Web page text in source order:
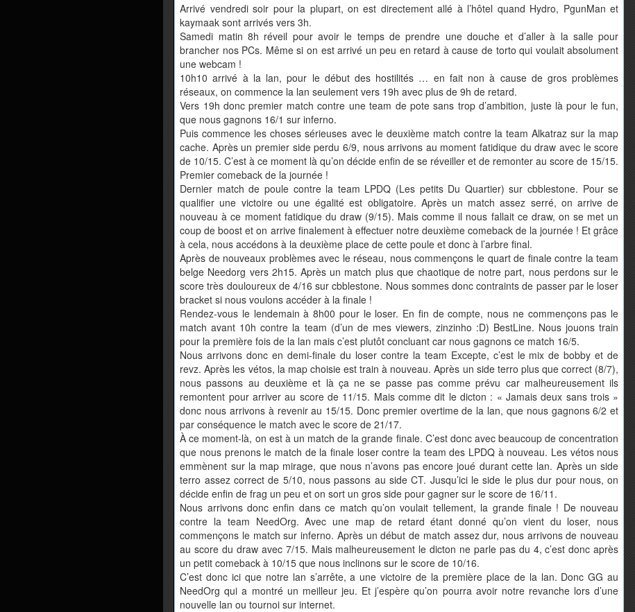
Arrivé vendredi soir pour la plupart, on est directement allé à l’hôtel quand Hydro, PgunMan et
kaymaak sont arrivés vers 3h.
Samedi matin 8h réveil pour avoir le temps de prendre une douche et d’aller à la salle pour
brancher nos PCs. Même si on est arrivé un peu en retard à cause de torto qui voulait absolument
une webcam !
10h10 arrivé à la lan, pour le début des hostilités … en fait non à cause de gros problèmes
réseaux, on commence la lan seulement vers 19h avec plus de 9h de retard.
Vers 19h donc premier match contre une team de pote sans trop d’ambition, juste là pour le fun,
que nous gagnons 16/1 sur inferno.
Puis commence les choses sérieuses avec le deuxième match contre la team Alkatraz sur la map
cache. Après un premier side perdu 6/9, nous arrivons au moment fatidique du draw avec le score
de 10/15. C’est à ce moment là qu’on décide enfin de se réveiller et de remonter au score de 15/15.
Premier comeback de la journée !
Dernier match de poule contre la team LPDQ (Les petits Du Quartier) sur cbblestone. Pour se
qualifier une victoire ou une égalité est obligatoire. Après un match assez serré, on arrive de
nouveau à ce moment fatidique du draw (9/15). Mais comme il nous fallait ce draw, on se met un
coup de boost et on arrive finalement à effectuer notre deuxième comeback de la journée ! Et grâce
à cela, nous accédons à la deuxième place de cette poule et donc à l’arbre final.
Après de nouveaux problèmes avec le réseau, nous commençons le quart de finale contre la team
belge Needorg vers 2h15. Après un match plus que chaotique de notre part, nous perdons sur le
score très douloureux de 4/16 sur cbblestone. Nous sommes donc contraints de passer par le loser
bracket si nous voulons accéder à la finale !
Rendez-vous le lendemain à 8h00 pour le loser. En fin de compte, nous ne commençons pas le
match avant 10h contre la team (d’un de mes viewers, zinzinho :D) BestLine. Nous jouons train
pour la première fois de la lan mais c’est plutôt concluant car nous gagnons ce match 16/5.
Nous arrivons donc en demi-finale du loser contre la team Excepte, c’est le mix de bobby et de
revz. Après les vétos, la map choisie est train à nouveau. Après un side terro plus que correct (8/7),
nous passons au deuxième et là ça ne se passe pas comme prévu car malheureusement ils
remontent pour arriver au score de 11/15. Mais comme dit le dicton : « Jamais deux sans trois »
donc nous arrivons à revenir au 15/15. Donc premier overtime de la lan, que nous gagnons 6/2 et
par conséquence le match avec le score de 21/17.
À ce moment-là, on est à un match de la grande finale. C’est donc avec beaucoup de concentration
que nous prenons le match de la finale loser contre la team des LPDQ à nouveau. Les vétos nous
emmènent sur la map mirage, que nous n’avons pas encore joué durant cette lan. Après un side
terro assez correct de 5/10, nous passons au side CT. Jusqu’ici le side le plus dur pour nous, on
décide enfin de frag un peu et on sort un gros side pour gagner sur le score de 16/11.
Nous arrivons donc enfin dans ce match qu’on voulait tellement, la grande finale ! De nouveau
contre la team NeedOrg. Avec une map de retard étant donné qu’on vient du loser, nous
commençons le match sur inferno. Après un début de match assez dur, nous arrivons de nouveau
au score du draw avec 7/15. Mais malheureusement le dicton ne parle pas du 4, c’est donc après
un petit comeback à 10/15 que nous inclinons sur le score de 10/16.
C’est donc ici que notre lan s’arrête, a une victoire de la première place de la lan. Donc GG au
NeedOrg qui a montré un meilleur jeu. Et j’espère qu’on pourra avoir notre revanche lors d’une
nouvelle lan ou tournoi sur internet.